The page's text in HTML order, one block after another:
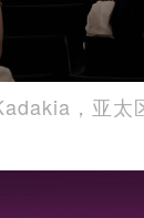
，亚太